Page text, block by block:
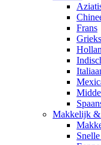
Frans
Grieks
Makkelijk &